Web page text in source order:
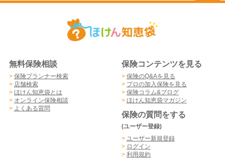
無料保険相談
> 保険プランナー検索
> 店舗検索
> ほけん知恵袋とは
> オンライン保険相談
> よくある質問
保険コンテンツを見る
> 保険のQ&Aを見る
> プロの加入保険を見る
> 保険コラム&ブログ
> ほけん知恵袋マガジン
保険の質問をする
(ユーザー登録)
> ユーザー新規登録
> ログイン
> 利用規約